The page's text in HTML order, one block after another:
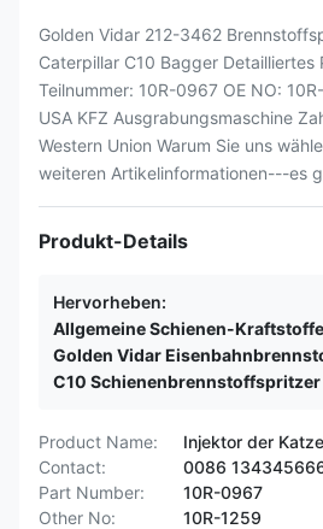
Golden Vidar 212-3462
Caterpillar C10 Bagger
Teilnummer: 10R-0967 OE NO:
USA KFZ Ausgrabungsmaschine
Western Union Warum Sie uns
weiteren Artikelinformationen---es
Produkt-Details
Hervorheben:
Allgemeine Schienen-
Golden Vidar
C10 Schienenbrennstoffspritzer
Product Name:
Injektor der
Contact:
0086
Part Number:
10R-0967
Other No:
10R-1259